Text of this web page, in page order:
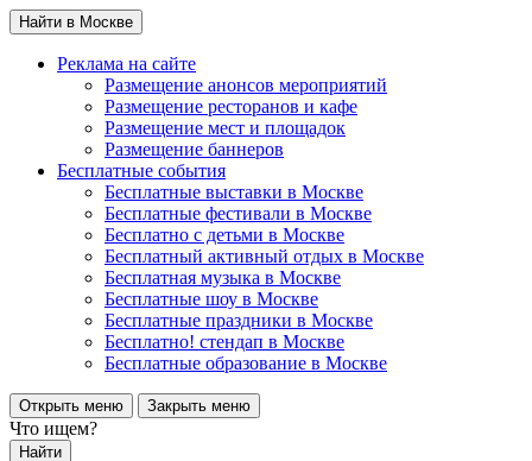
Найти в Москве
Реклама на сайте
Размещение анонсов мероприятий
Размещение ресторанов и кафе
Размещение мест и площадок
Размещение баннеров
Бесплатные события
Бесплатные выставки в Москве
Бесплатные фестивали в Москве
Бесплатно с детьми в Москве
Бесплатный активный отдых в Москве
Бесплатная музыка в Москве
Бесплатные шоу в Москве
Бесплатные праздники в Москве
Бесплатно! стендап в Москве
Бесплатные образование в Москве
Открыть меню Закрыть меню
Что ищем?
Найти